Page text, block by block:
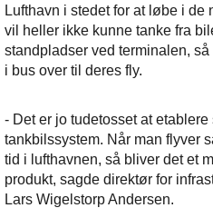
Lufthavn i stedet for at løbe i
vil heller ikke kunne tanke fra
standpladser ved terminalen,
i bus over til deres fly.
- Det er jo tudetosset at
tankbilssystem. Når man flyver
tid i lufthavnen, så bliver det et
produkt, sagde direktør for
Lars Wigelstorp Andersen.